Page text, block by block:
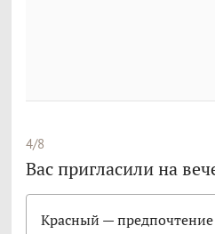
4/8
Вас пригласили на
Красный —